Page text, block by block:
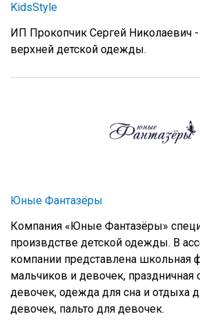
KidsStyle
ИП Прокопчик Сергей Николаевич
верхней детской одежды.
Юные Фантазёры
Компания «Юные Фантазёры»
произвдстве детской одежды. В
компании представлена школьная
мальчиков и девочек, праздничная
девочек, одежда для сна и отдыха
девочек, пальто для девочек.